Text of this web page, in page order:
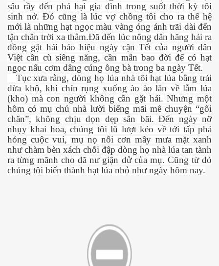
sâu rầy đến phá hại gia đình trong suốt thời kỳ tôi
sinh nở.Đó cũng là lúc vợ chồng tôi cho ra thế hệ
mới là những hạt ngọc màu vàng óng ánh trãi dài đến
tận chân trời xa thẳm.Đã đến lúc nông dân hăng hái ra
đồng gặt hái báo hiệu ngày cận Tết của người dân
Việt cần cù siêng năng, cần mẫn bao đời để có hạt
ngọc nấu cơm dâng cúng ông bà trong ba ngày Tết.
Tục xưa rằng, dòng họ lúa nhà tôi hạt lúa bằng trái
dừa khô, khi chín rụng xuống ào ào lăn về lẫm lúa
(kho) mà con người không cần gặt hái. Nhưng một
hôm có mụ chủ nhà lười biếng mãi mê chuyện “gối
chăn”, không chịu dọn dẹp sân bãi. Đến ngày nỡ
nhụy khai hoa, chúng tôi lũ lượt kéo về tới tấp phá
hỏng cuộc vui, mụ nọ nỗi cơn mây mưa mặt xanh
như chàm bèn xách chỗi đập dòng họ nhà lúa tan tành
ra từng mãnh cho đã nư giận dử của mụ. Cũng từ đó
chúng tôi biến thành hạt lúa nhỏ như ngày hôm nay.